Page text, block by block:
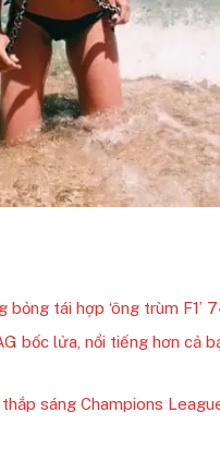
bỏng tái hợp ‘ông trùm F1’
bốc lửa, nổi tiếng hơn cả
sáng Champions